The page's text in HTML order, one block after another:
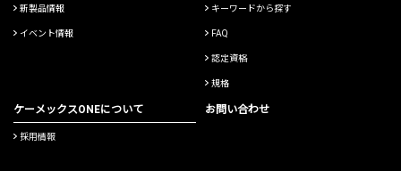
新製品情報
イベント情報
キーワードから探す
FAQ
認定資格
規格
ケーメックスONEについて
採用情報
お問い合わせ